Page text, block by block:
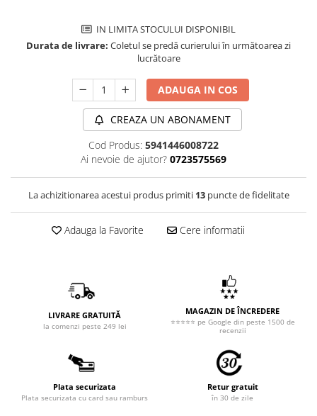
IN LIMITA STOCULUI DISPONIBIL
Durata de livrare: Coletul se predă curierului în următoarea zi
lucrătoare
ADAUGA IN COS
CREAZA UN ABONAMENT
Cod Produs: 5941446008722
Ai nevoie de ajutor? 0723575569
La achizitionarea acestui produs primiti 13puncte de fidelitate
Adauga la Favorite Cere informatii
LIVRARE GRATUITĂ
la comenzi peste 249 lei
MAGAZIN DE ÎNCREDERE
⭐⭐⭐⭐⭐ pe Google din peste 1500 de
recenzii
Plata securizata
Plata securizata cu card sau ramburs
Retur gratuit
în 30 de zile